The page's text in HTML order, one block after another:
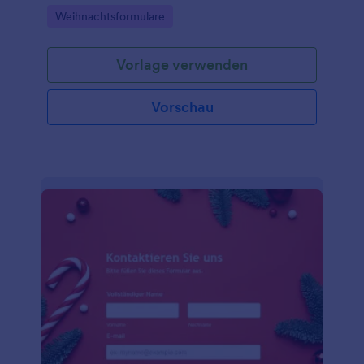
Go to Category:
Weihnachtsformulare
Vorlage verwenden
Vorschau